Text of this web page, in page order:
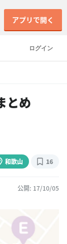
ログイン
アプリで開く
とめ
和歌山 16
公開: 17/10/05